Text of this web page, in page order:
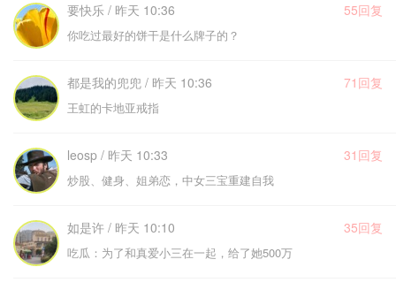
要快乐 / 昨天 10:36 55回复
你吃过最好的饼干是什么牌子的？
都是我的兜兜 / 昨天 10:36 71回复
王虹的卡地亚戒指
leosp / 昨天 10:33 31回复
炒股、健身、姐弟恋，中女三宝重建自我
如是许 / 昨天 10:10 35回复
吃瓜：为了和真爱小三在一起，给了她500万